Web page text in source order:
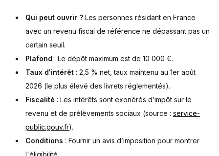
Qui peut ouvrir ? Les personnes résidant en France
avec un revenu fiscal de référence ne dépassant pas un
certain seuil.
Plafond : Le dépôt maximum est de 10 000 €.
Taux d'intérêt : 2,5 % net, taux maintenu au 1er août
2026 (le plus élevé des livrets réglementés).
Fiscalité : Les intérêts sont exonérés d’impôt sur le
revenu et de prélèvements sociaux (source : service-
public.gouv.fr).
Conditions : Fournir un avis d’imposition pour montrer
l'éligibilité.